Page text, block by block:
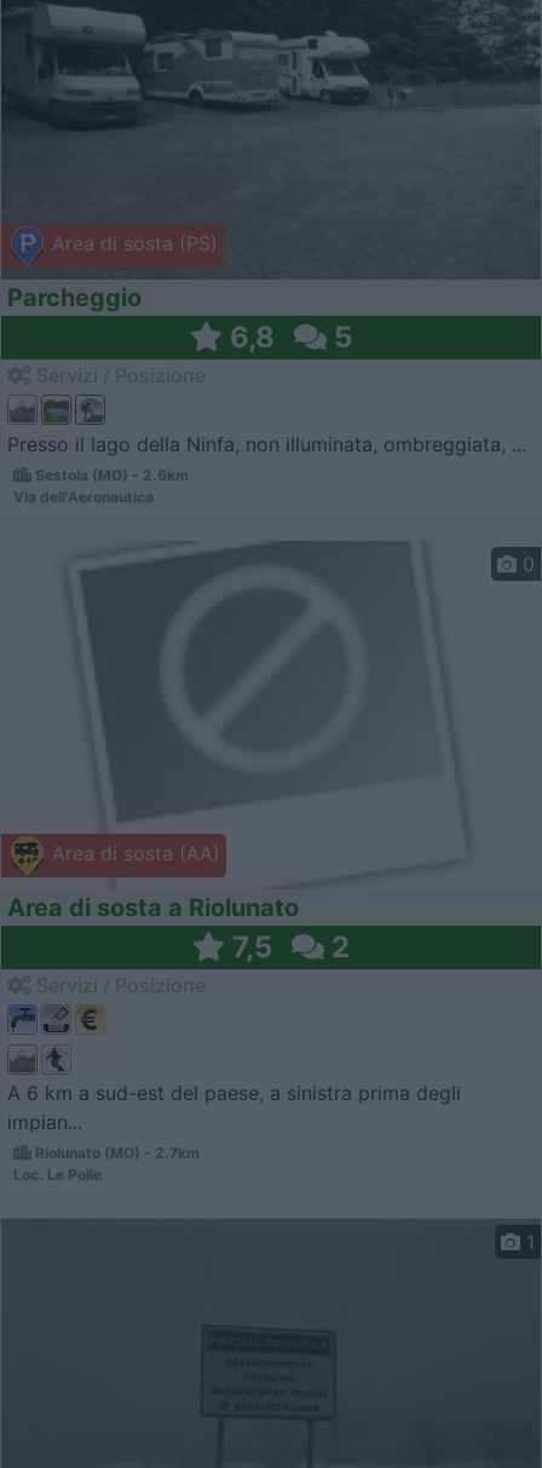
Area di sosta (PS)
Parcheggio
6,8 5
Presso il lago della Ninfa, non illuminata, ombreggiata, ...
Sestola (MO) - 2.6km
Via dell'Aeronautica
Area di sosta (AA)
0
Area di sosta a Riolunato
7,5 2
A 6 km a sud-est del paese, a sinistra prima degli
impian...
Riolunato (MO) - 2.7km
Loc. Le Polle
1